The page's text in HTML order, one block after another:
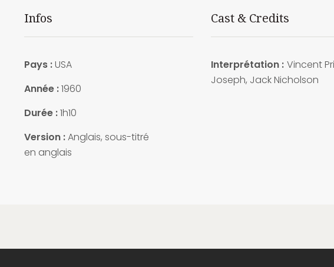
Infos
Pays :USA
Année :1960
Durée :1h10
Version :Anglais, sous-titré
en anglais
Cast & Credits
Interprétation : Vincent
Joseph, Jack Nicholson